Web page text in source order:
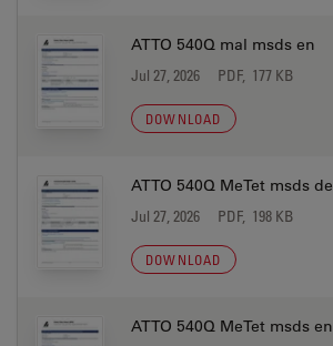
ATTO 540Q mal msds en
Jul 27, 2026 PDF, 177 KB
DOWNLOAD
ATTO 540Q MeTet msds de
Jul 27, 2026 PDF, 198 KB
DOWNLOAD
ATTO 540Q MeTet msds en